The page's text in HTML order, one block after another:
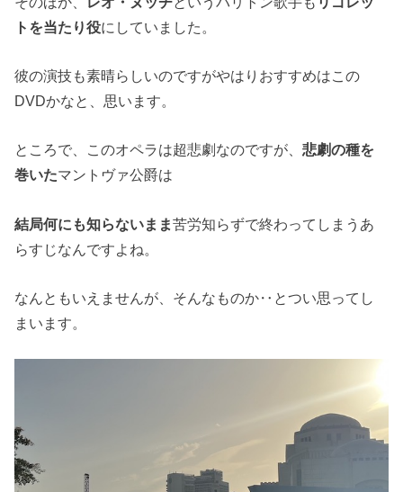
トを当たり役にしていました。
彼の演技も素晴らしいのですがやはりおすすめはこの
DVDかなと、思います。
ところで、このオペラは超悲劇なのですが、悲劇の種を
巻いたマントヴァ公爵は
結局何にも知らないまま苦労知らずで終わってしまうあ
らすじなんですよね。
なんともいえませんが、そんなものか‥とつい思ってし
まいます。